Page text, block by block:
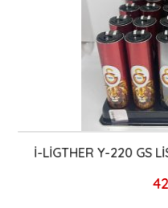
İ-LİGTHER Y-220 GS